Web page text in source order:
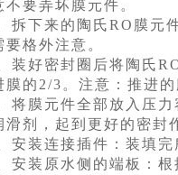
不要弄坏膜元件。
拆下来的陶氏RO膜元
要格外注意。
装好密封圈后将陶氏
膜的2/3。注意：推进
将膜元件全部放入压
滑剂，起到更好的密封
安装连接插件：装填
安装原水侧的端板：